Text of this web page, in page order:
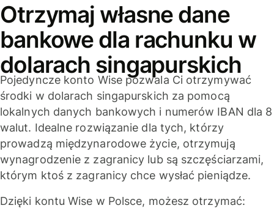
Otrzymaj własne dane
bankowe dla rachunku w
dolarach singapurskich
Pojedyncze konto Wise pozwala Ci otrzymywać
środki w dolarach singapurskich za pomocą
lokalnych danych bankowych i numerów IBAN dla 8
walut. Idealne rozwiązanie dla tych, którzy
prowadzą międzynarodowe życie, otrzymują
wynagrodzenie z zagranicy lub są szczęściarzami,
którym ktoś z zagranicy chce wysłać pieniądze.
Dzięki kontu Wise w Polsce, możesz otrzymać: